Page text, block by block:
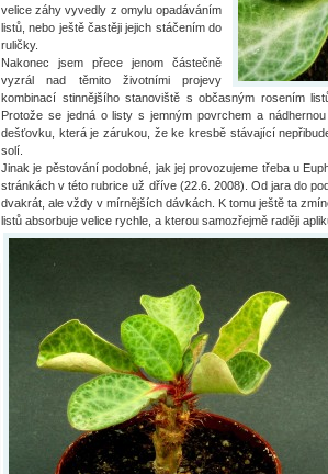
velice záhy vyvedly z omylu opadáváním
listů, nebo ještě častěji jejich stáčením do
ruličky.
Nakonec jsem přece jenom částečně
vyzrál nad těmito životními projevy
kombinací stinnějšího stanoviště s občasným rosením
Protože se jedná o listy s jemným povrchem a
dešťovku, která je zárukou, že ke kresbě stávající
solí.
Jinak je pěstování podobné, jak jej provozujeme třeba u
stránkách v této rubrice už dříve (22.6. 2008). Od jara do
dvakrát, ale vždy v mírnějších dávkách. K tomu ještě ta
listů absorbuje velice rychle, a kterou samozřejmě raději